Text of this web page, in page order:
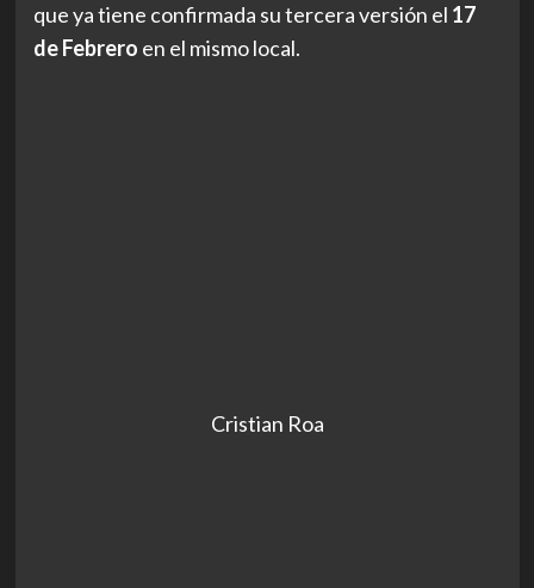
que ya tiene confirmada su tercera versión el 17
de Febrero en el mismo local.
Cristian Roa